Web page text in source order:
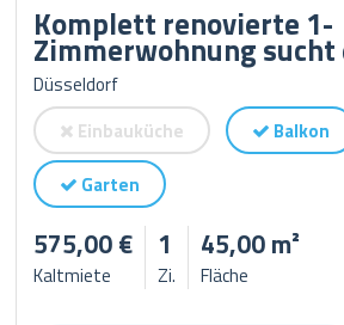
Komplett renovierte 1-
Zimmerwohnung sucht
Düsseldorf
Einbauküche
Balkon
Garten
575,00 €
Kaltmiete
1
Zi.
45,00 m²
Fläche